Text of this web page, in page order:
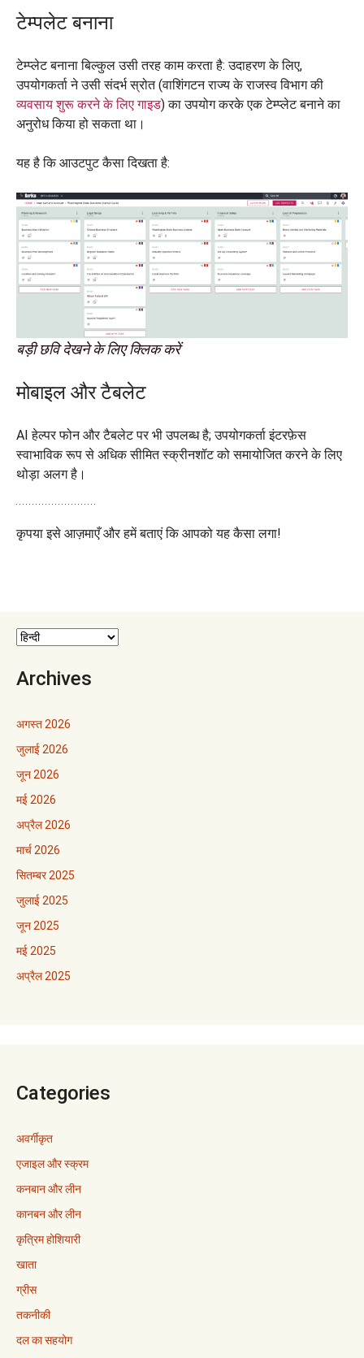
टेम्पलेट बनाना
टेम्प्लेट बनाना बिल्कुल उसी तरह काम करता है: उदाहरण के लिए,
उपयोगकर्ता ने उसी संदर्भ स्रोत (वाशिंगटन राज्य के राजस्व विभाग की
व्यवसाय शुरू करने के लिए गाइड) का उपयोग करके एक टेम्प्लेट बनाने का
अनुरोध किया हो सकता था।
यह है कि आउटपुट कैसा दिखता है:
बड़ी छवि देखने के लिए क्लिक करें
मोबाइल और टैबलेट
AI हेल्पर फोन और टैबलेट पर भी उपलब्ध है; उपयोगकर्ता इंटरफ़ेस
स्वाभाविक रूप से अधिक सीमित स्क्रीनशॉट को समायोजित करने के लिए
थोड़ा अलग है।
कृपया इसे आज़माएँ और हमें बताएं कि आपको यह कैसा लगा!
Archives
अगस्त 2026
जुलाई 2026
जून 2026
मई 2026
अप्रैल 2026
मार्च 2026
सितम्बर 2025
जुलाई 2025
जून 2025
मई 2025
अप्रैल 2025
Categories
अवर्गीकृत
एजाइल और स्क्रम
कनबान और लीन
कानबन और लीन
कृत्रिम होशियारी
खाता
ग्रीस
तकनीकी
दल का सहयोग